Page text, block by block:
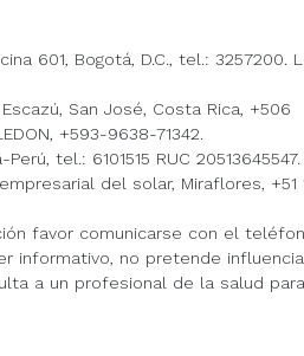
601, Bogotá, D.C., tel.: 3257200.
San José, Costa Rica, +506
+593-9638-71342.
tel.: 6101515 RUC 20513645547.
del solar, Miraflores, +51
favor comunicarse con el
informativo, no pretende
a un profesional de la salud